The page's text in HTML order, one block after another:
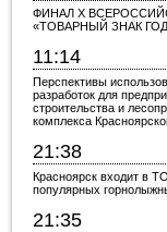
ФИНАЛ X
«ТОВАРНЫЙ ЗНАК
11:14
Перспективы
разработок для
строительства и
комплекса
21:38
Красноярск входит в
популярных
21:35